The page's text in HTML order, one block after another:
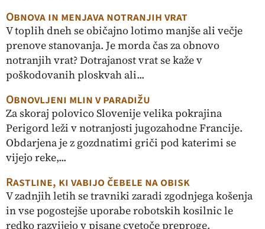
Obnova in menjava notranjih vrat
V toplih dneh se običajno lotimo manjše ali večje
prenove stanovanja. Je morda čas za obnovo
notranjih vrat? Dotrajanost vrat se kaže v
poškodovanih ploskvah ali...
Obnovljeni mlin v paradižu
Za skoraj polovico Slovenije velika pokrajina
Perigord leži v notranjosti jugozahodne Francije.
Obdarjena je z gozdnatimi griči pod katerimi se
vijejo reke,...
Rastline, ki vabijo čebele na obisk
V zadnjih letih se travniki zaradi zgodnjega košenja
in vse pogostejše uporabe robotskih kosilnic le
redko razvijejo v pisane cvetoče preproge.